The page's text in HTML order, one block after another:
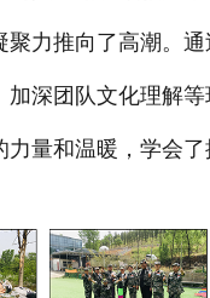
聚力推向了高潮。通
加深团队文化理解
力量和温暖，学会